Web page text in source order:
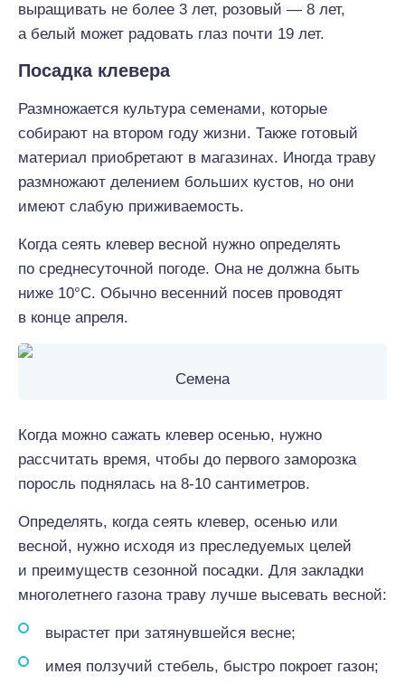
выращивать не более 3 лет, розовый — 8 лет,
а белый может радовать глаз почти 19 лет.
Посадка клевера
Размножается культура семенами, которые
собирают на втором году жизни. Также готовый
материал приобретают в магазинах. Иногда траву
размножают делением больших кустов, но они
имеют слабую приживаемость.
Когда сеять клевер весной нужно определять
по среднесуточной погоде. Она не должна быть
ниже 10°С. Обычно весенний посев проводят
в конце апреля.
Семена
Когда можно сажать клевер осенью, нужно
рассчитать время, чтобы до первого заморозка
поросль поднялась на 8-10 сантиметров.
Определять, когда сеять клевер, осенью или
весной, нужно исходя из преследуемых целей
и преимуществ сезонной посадки. Для закладки
многолетнего газона траву лучше высевать весной:
вырастет при затянувшейся весне;
имея ползучий стебель, быстро покроет газон;